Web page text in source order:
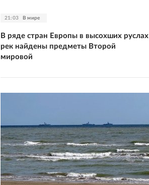
21:03 В мире
В ряде стран Европы в высохших руслах
рек найдены предметы Второй
мировой